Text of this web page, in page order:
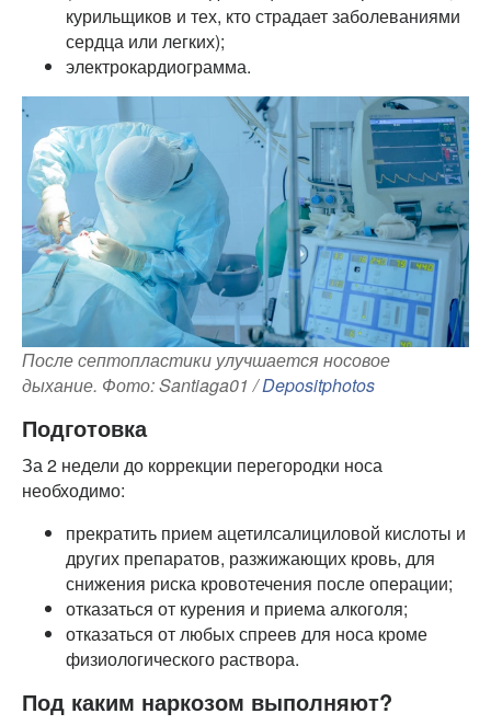
курильщиков и тех, кто страдает заболеваниями
сердца или легких);
электрокардиограмма.
После септопластики улучшается носовое
дыхание. Фото: Santiaga01 /Depositphotos
Подготовка
За 2 недели до коррекции перегородки носа
необходимо:
прекратить прием ацетилсалициловой кислоты и
других препаратов, разжижающих кровь, для
снижения риска кровотечения после операции;
отказаться от курения и приема алкоголя;
отказаться от любых спреев для носа кроме
физиологического раствора.
Под каким наркозом выполняют?